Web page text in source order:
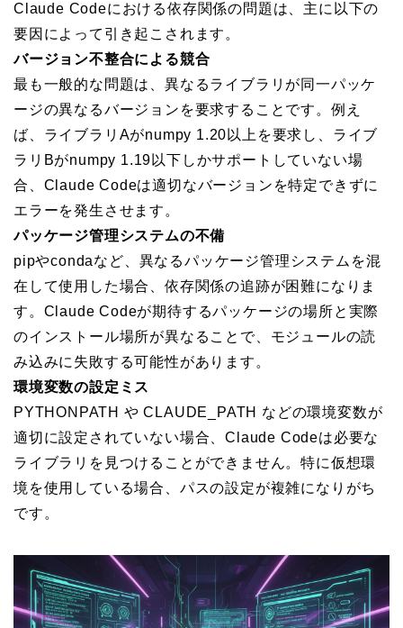
Claude Codeにおける依存関係の問題は、主に以下の
要因によって引き起こされます。
バージョン不整合による競合
最も一般的な問題は、異なるライブラリが同一パッケ
ージの異なるバージョンを要求することです。例え
ば、ライブラリAがnumpy 1.20以上を要求し、ライブ
ラリBがnumpy 1.19以下しかサポートしていない場
合、Claude Codeは適切なバージョンを特定できずに
エラーを発生させます。
パッケージ管理システムの不備
pipやcondaなど、異なるパッケージ管理システムを混
在して使用した場合、依存関係の追跡が困難になりま
す。Claude Codeが期待するパッケージの場所と実際
のインストール場所が異なることで、モジュールの読
み込みに失敗する可能性があります。
環境変数の設定ミス
PYTHONPATH や CLAUDE_PATH などの環境変数が
適切に設定されていない場合、Claude Codeは必要な
ライブラリを見つけることができません。特に仮想環
境を使用している場合、パスの設定が複雑になりがち
です。